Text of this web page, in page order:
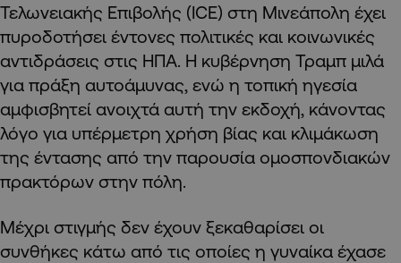
Τελωνειακής Επιβολής (ICE) στη Μινεάπολη έχει
πυροδοτήσει έντονες πολιτικές και κοινωνικές
αντιδράσεις στις ΗΠΑ. Η κυβέρνηση Τραμπ μιλά
για πράξη αυτοάμυνας, ενώ η τοπική ηγεσία
αμφισβητεί ανοιχτά αυτή την εκδοχή, κάνοντας
λόγο για υπέρμετρη χρήση βίας και κλιμάκωση
της έντασης από την παρουσία ομοσπονδιακών
πρακτόρων στην πόλη.
Μέχρι στιγμής δεν έχουν ξεκαθαρίσει οι
συνθήκες κάτω από τις οποίες η γυναίκα έχασε